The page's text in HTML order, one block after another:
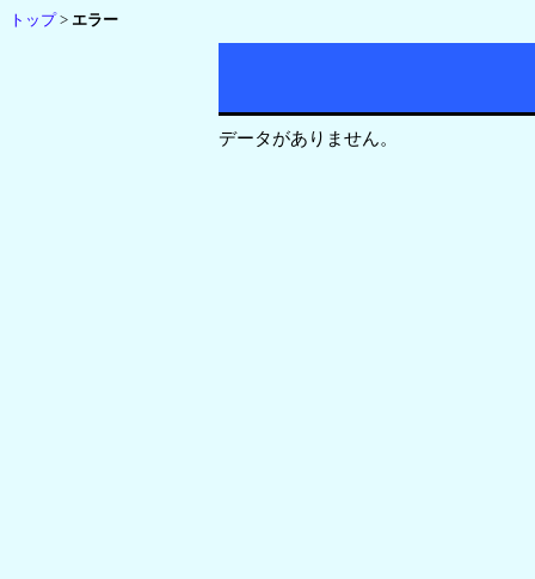
トップ> エラー
データがありません。